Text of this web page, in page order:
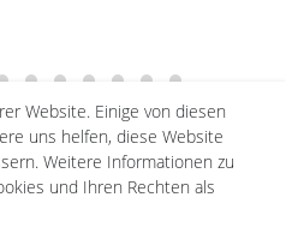
für Zuhause –
machen, die frische Luft der
die Stille der Natur genießen –
Website. Einige von diesen
uns helfen, diese Website
Weitere Informationen zu
und Ihren Rechten als